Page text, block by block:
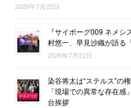
2026年7月23日
『サイボーグ009 ネメ
村悠一、早見沙織が語る
2026年7月22日
染谷将太は“ステルス”の
「現場での異常な存在
台挨拶